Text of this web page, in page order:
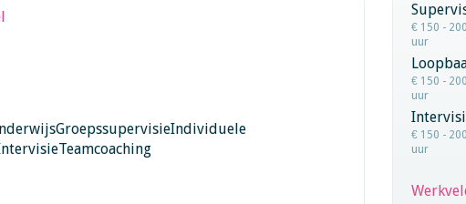
€ 150 -
uur
€ 150 -
uur
€ 150 -
uur